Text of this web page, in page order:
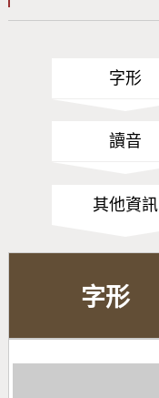
字形
讀音
其他資訊
字形